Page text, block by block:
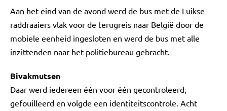
Aan het eind van de avond werd de bus met de Luikse
raddraaiers vlak voor de terugreis naar België door de
mobiele eenheid ingesloten en werd de bus met alle
inzittenden naar het politiebureau gebracht.
Bivakmutsen
Daar werd iedereen één voor één gecontroleerd,
gefouilleerd en volgde een identiteitscontrole. Acht